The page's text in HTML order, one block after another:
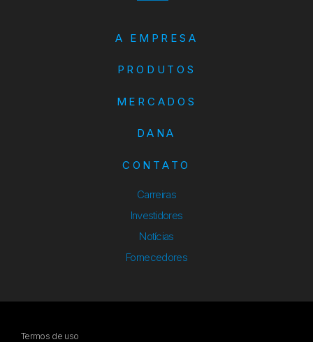
A EMPRESA
PRODUTOS
MERCADOS
DANA
CONTATO
Carreiras
Investidores
Notícias
Fornecedores
Termos de uso